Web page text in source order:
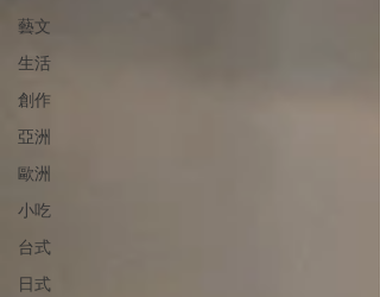
藝文
生活
創作
亞洲
歐洲
小吃
台式
日式